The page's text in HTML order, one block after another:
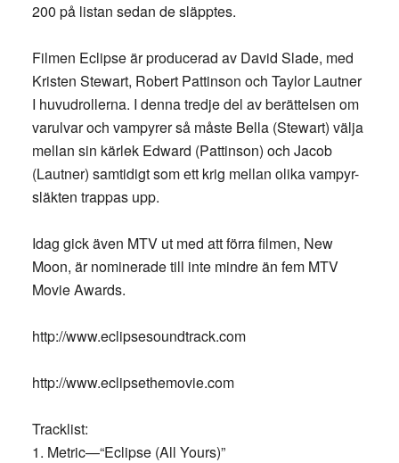
200 på listan sedan de släpptes.
Filmen Eclipse är producerad av David Slade, med
Kristen Stewart, Robert Pattinson och Taylor Lautner
I huvudrollerna. I denna tredje del av berättelsen om
varulvar och vampyrer så måste Bella (Stewart) välja
mellan sin kärlek Edward (Pattinson) och Jacob
(Lautner) samtidigt som ett krig mellan olika vampyr-
släkten trappas upp.
Idag gick även MTV ut med att förra filmen, New
Moon, är nominerade till inte mindre än fem MTV
Movie Awards.
http://www.eclipsesoundtrack.com
http://www.eclipsethemovie.com
Tracklist:
1. Metric—“Eclipse (All Yours)”